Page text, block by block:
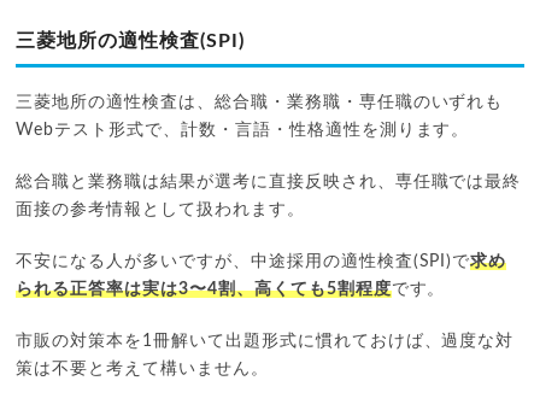
三菱地所の適性検査(SPI)
三菱地所の適性検査は、総合職・業務職・専任職のいずれも
Webテスト形式で、計数・言語・性格適性を測ります。
総合職と業務職は結果が選考に直接反映され、専任職では最終
面接の参考情報として扱われます。
不安になる人が多いですが、中途採用の適性検査(SPI)で求め
られる正答率は実は3〜4割、高くても5割程度です。
市販の対策本を1冊解いて出題形式に慣れておけば、過度な対
策は不要と考えて構いません。